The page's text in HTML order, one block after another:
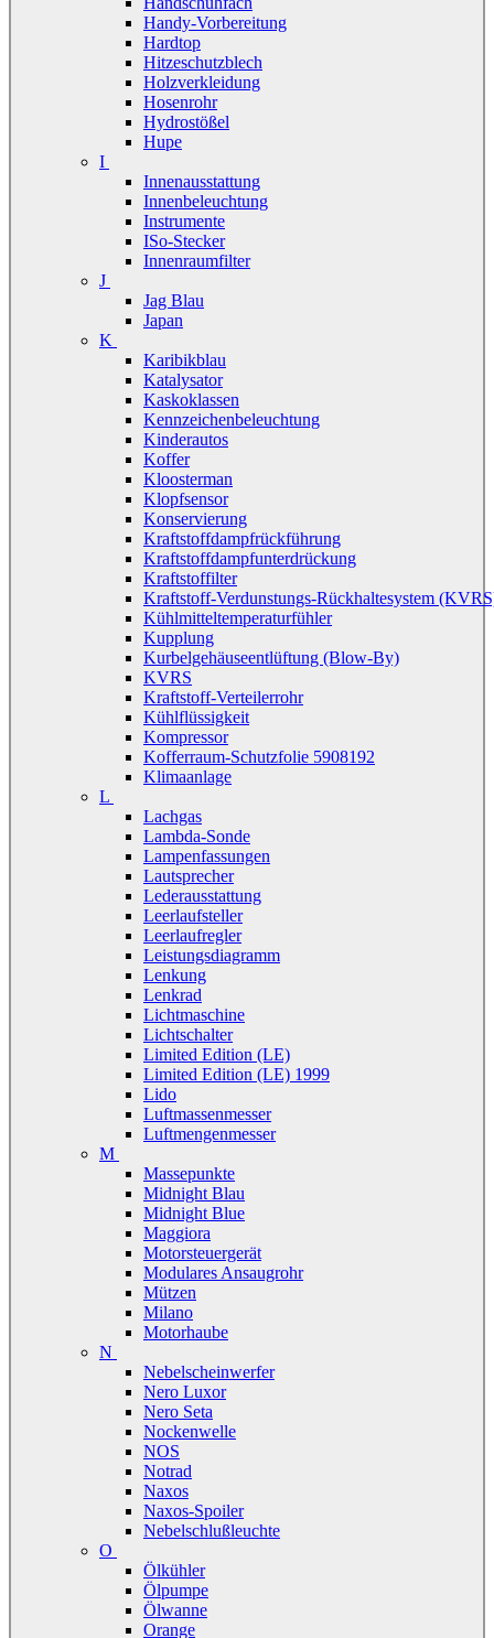
Handy-Vorbereitung
Hardtop
Hitzeschutzblech
Holzverkleidung
Hosenrohr
Hydrostößel
Hupe
I
Innenausstattung
Innenbeleuchtung
Instrumente
ISo-Stecker
Innenraumfilter
J
Jag Blau
Japan
K
Karibikblau
Katalysator
Kaskoklassen
Kennzeichenbeleuchtung
Kinderautos
Koffer
Kloosterman
Klopfsensor
Konservierung
Kraftstoffdampfrückführung
Kraftstoffdampfunterdrückung
Kraftstoffilter
Kraftstoff-Verdunstungs-Rückhaltesystem
Kühlmitteltemperaturfühler
Kupplung
Kurbelgehäuseentlüftung (Blow-By)
KVRS
Kraftstoff-Verteilerrohr
Kühlflüssigkeit
Kompressor
Kofferraum-Schutzfolie 5908192
Klimaanlage
L
Lachgas
Lambda-Sonde
Lampenfassungen
Lautsprecher
Lederausstattung
Leerlaufsteller
Leerlaufregler
Leistungsdiagramm
Lenkung
Lenkrad
Lichtmaschine
Lichtschalter
Limited Edition (LE)
Limited Edition (LE) 1999
Lido
Luftmassenmesser
Luftmengenmesser
M
Massepunkte
Midnight Blau
Midnight Blue
Maggiora
Motorsteuergerät
Modulares Ansaugrohr
Mützen
Milano
Motorhaube
N
Nebelscheinwerfer
Nero Luxor
Nero Seta
Nockenwelle
NOS
Notrad
Naxos
Naxos-Spoiler
Nebelschlußleuchte
O
Ölkühler
Ölpumpe
Ölwanne
Orange